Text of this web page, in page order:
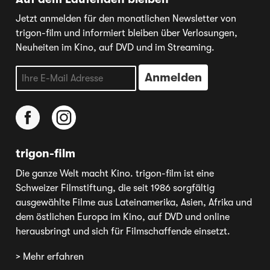
Jetzt anmelden für den monatlichen Newsletter von
trigon-film und informiert bleiben über Verlosungen,
Neuheiten im Kino, auf DVD und im Streaming.
trigon-film
Die ganze Welt macht Kino. trigon-film ist eine
Schweizer Filmstiftung, die seit 1986 sorgfältig
ausgewählte Filme aus Lateinamerika, Asien, Afrika und
dem östlichen Europa im Kino, auf DVD und online
herausbringt und sich für Filmschaffende einsetzt.
> Mehr erfahren